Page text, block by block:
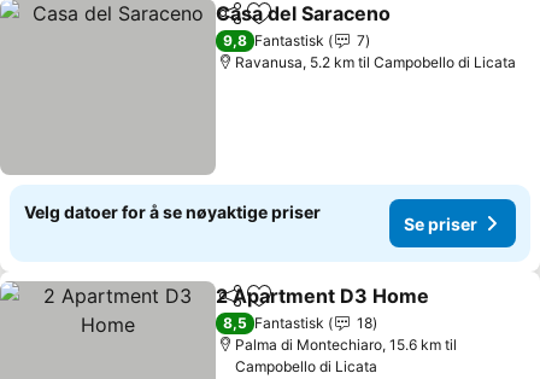
Del Legg til i favoritter
Casa del Saraceno
9,8 Fantastisk
7
Ravanusa, 5.2 km til Campobello di Licata
Velg datoer for å se nøyaktige priser
Se priser
Del Legg til i favoritter
2 Apartment D3 Home
8,5 Fantastisk
18
Palma di Montechiaro, 15.6 km til
Campobello di Licata